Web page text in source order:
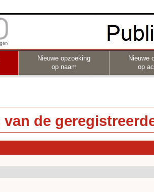
Nieuwe opzoeking
op naam
Nieuwe
op
van de